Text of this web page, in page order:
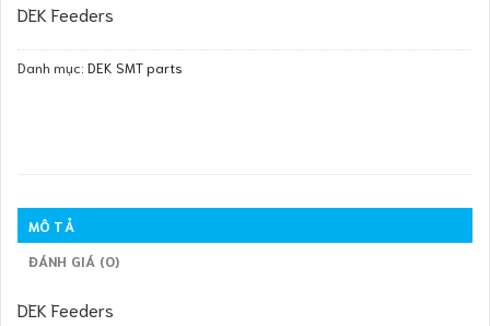
DEK Feeders
Danh mục: DEK SMT parts
MÔ TẢ
ĐÁNH GIÁ (0)
DEK Feeders